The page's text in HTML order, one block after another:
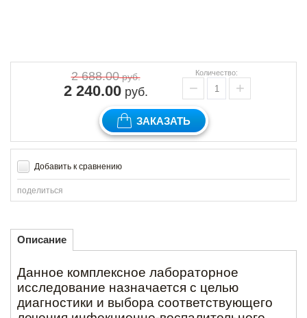
2 688.00руб.
2 240.00руб.
Количество:
− +
ЗАКАЗАТЬ
Добавить к сравнению
поделиться
Описание
Данное комплексное лабораторное
исследование назначается с целью
диагностики и выбора соответствующего